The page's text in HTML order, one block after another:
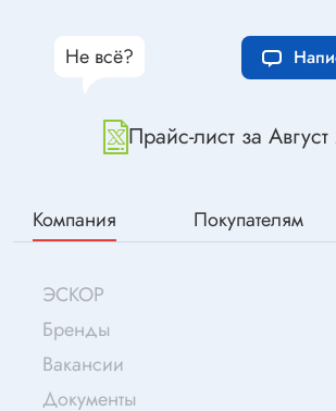
Прайс-лист за
Не всё?
Компания Покупателям
ЭСКОР
Бренды
Вакансии
Документы